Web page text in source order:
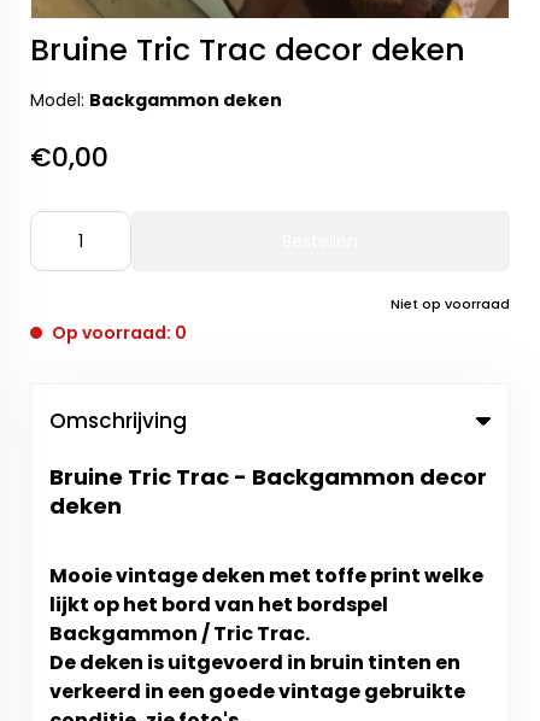
Bruine Tric Trac decor deken
Model: Backgammon deken
€0,00
Niet op voorraad
Op voorraad: 0
Omschrijving
Bruine Tric Trac - Backgammon decor
deken
Mooie vintage deken met toffe print welke
lijkt op het bord van het bordspel
Backgammon / Tric Trac.
De deken is uitgevoerd in bruin tinten en
verkeerd in een goede vintage gebruikte